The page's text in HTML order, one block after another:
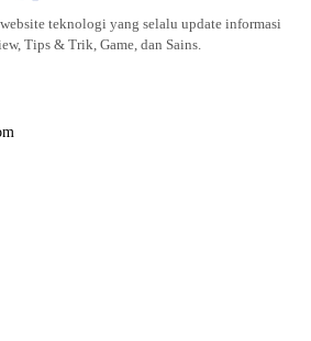
teknologi yang selalu update informasi
Tips & Trik, Game, dan Sains.